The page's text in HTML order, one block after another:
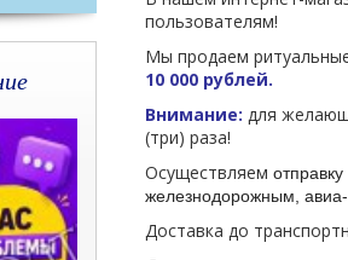
пользователям!
Мы продаем
10 000 рублей.
Внимание: для
(три) раза!
Осуществляем
железнодорожным,
Доставка до